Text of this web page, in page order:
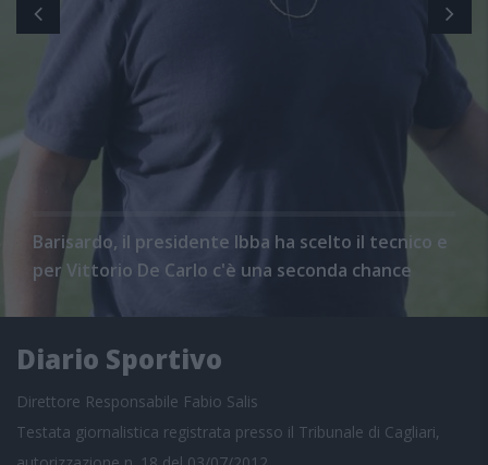
Barisardo, il presidente Ibba ha scelto il tecnico e
per Vittorio De Carlo c'è una seconda chance
Diario Sportivo
Direttore Responsabile Fabio Salis
Testata giornalistica registrata presso il Tribunale di Cagliari,